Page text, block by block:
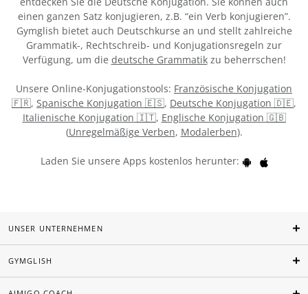
einen ganzen Satz konjugieren, z.B. “ein Verb konjugieren”.
Gymglish bietet auch Deutschkurse an und stellt zahlreiche
Grammatik-, Rechtschreib- und Konjugationsregeln zur
Verfügung, um die deutsche Grammatikzu beherrschen!
Unsere Online-Konjugationstools: Französische Konjugation
🇫🇷, Spanische Konjugation 🇪🇸, Deutsche Konjugation 🇩🇪,
Italienische Konjugation 🇮🇹, Englische Konjugation 🇬🇧
(Unregelmäßige Verben, Modalerben).
Laden Sie unsere Apps kostenlos herunter:
UNSER UNTERNEHMEN
GYMGLISH